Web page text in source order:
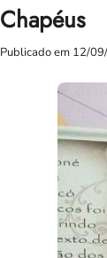
Chapéus
Publicado em 12/